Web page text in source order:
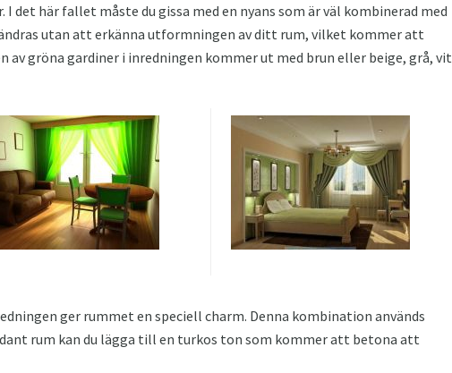
det här fallet måste du gissa med en nyans som är väl kombinerad med
utan att erkänna utformningen av ditt rum, vilket kommer att
gröna gardiner i inredningen kommer ut med brun eller beige, grå, vit
ger rummet en speciell charm. Denna kombination används
rum kan du lägga till en turkos ton som kommer att betona att